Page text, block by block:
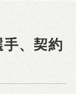
手、契約